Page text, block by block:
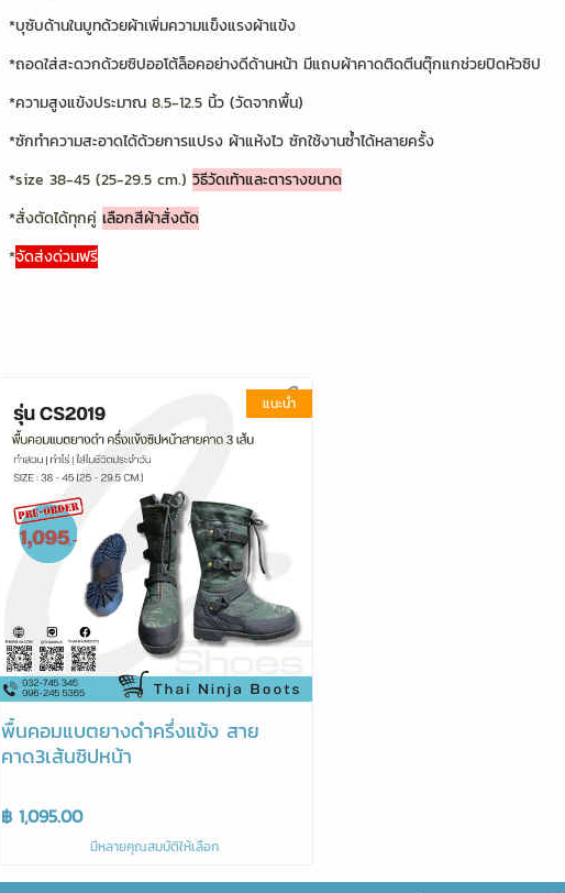
*บุซับด้านในบูทด้วยผ้าเพิ่มความแข็งแรงผ้าแข้ง
*ถอดใส่สะดวกด้วยซิปออโต้ล็อคอย่างดีด้านหน้า มีแถบผ้าคาดติดตีนตุ๊กแกช่วยปิดหัวซิป
*ความสูงแข้งประมาณ 8.5-12.5นิ้ว (วัดจากพื้น)
*ซักทำความสะอาดได้ด้วยการแปรง ผ้าแห้งไว ซักใช้งานซ้ำได้หลายครั้ง
*size 38-45 (25-29.5 cm.) วิธีวัดเท้าและตารางขนาด
*สั่งตัดได้ทุกคู่ เลือกสีผ้าสั่งตัด
*จัดส่งด่วนฟรี
แนะนำ
พื้นคอมแบตยางดำครึ่งแข้ง สาย
คาด3เส้นซิปหน้า
฿ 1,095.00
มีหลายคุณสมบัติให้เลือก